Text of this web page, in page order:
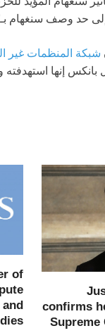
حد وصف سنغهام
شبكة المنظمات غير
confirms
of
dies